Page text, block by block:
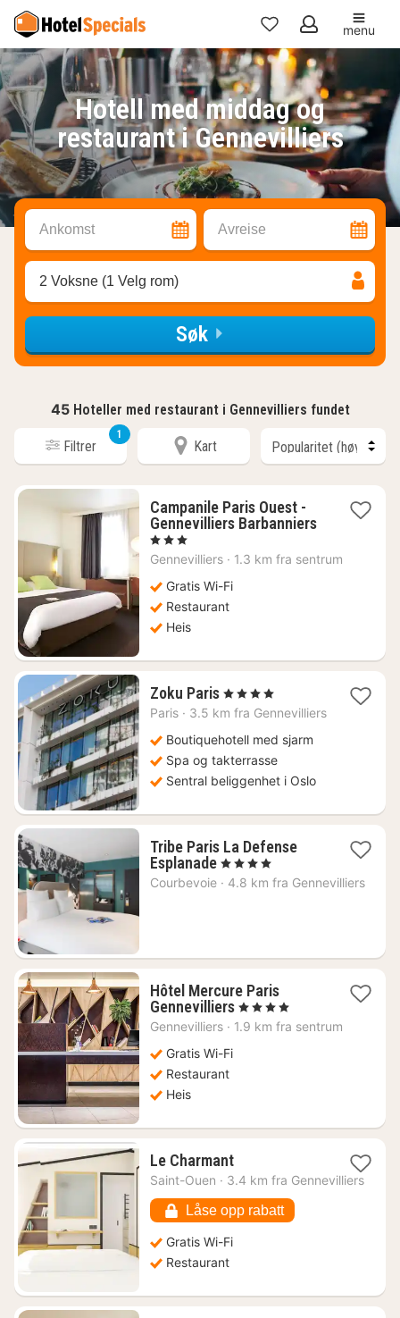
Mine
favoritter
menu
Hotell med middag og
restaurant i Gennevilliers
Ankomst Avreise
2 Voksne (1 Velg rom)
Søk
45 Hoteller med restaurant i Gennevilliers fundet
Filtrer
1
Kart
Campanile Paris Ouest -
Gennevilliers Barbanniers
1
natt
567
kr.
, 3 Stjerner
Gennevilliers · 1.3 km fra sentrum
Gratis Wi-Fi
Restaurant
Heis
Zoku Paris1
natt
1240
kr.
, 4 Stjerner
Paris · 3.5 km fra Gennevilliers
Boutiquehotell med sjarm
Spa og takterrasse
Sentral beliggenhet i Oslo
Tribe Paris La Defense
Esplanade1
natt
, 4 Stjerner
Courbevoie · 4.8 km fra Gennevilliers
Hôtel Mercure Paris
Gennevilliers1
natt
, 4 Stjerner
Gennevilliers · 1.9 km fra sentrum
Gratis Wi-Fi
Restaurant
Heis
Le Charmant1
natt
700
kr.
Saint-Ouen · 3.4 km fra Gennevilliers
Låse opp rabatt
Gratis Wi-Fi
Restaurant